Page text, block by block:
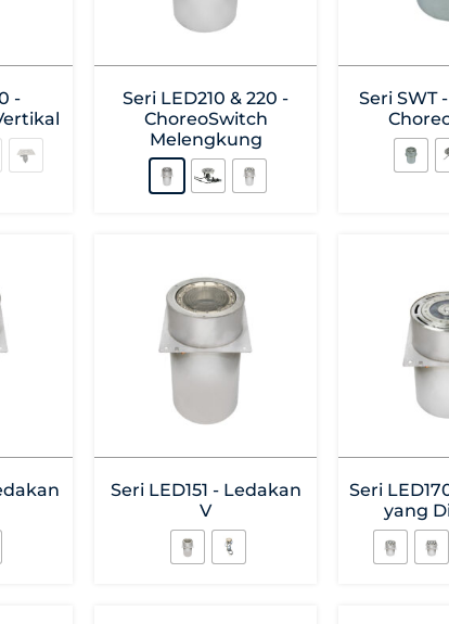
-
Seri LED210 & 220 -
ChoreoSwitch
Melengkung
Seri SWT
Seri LED151 - Ledakan
V
Seri
yang